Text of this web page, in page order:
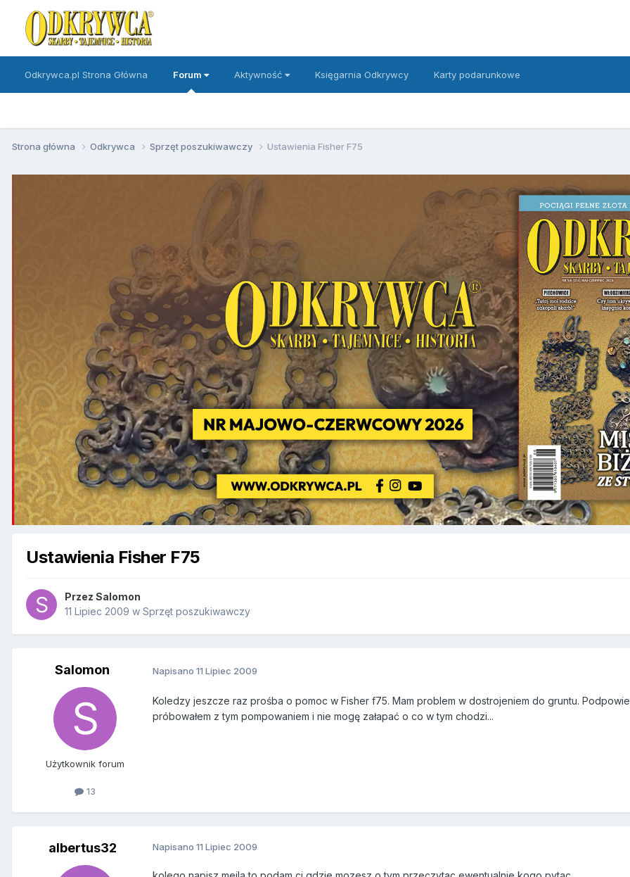
Odkrywca.pl Strona Główna Forum Aktywność Księgarnia Odkrywcy Karty podarunkowe
Strona główna Odkrywca Sprzęt poszukiwawczy Ustawienia Fisher F75
Ustawienia Fisher F75
Przez Salomon
11 Lipiec 2009 w Sprzęt poszukiwawczy
Salomon
Użytkownik forum
13
Napisano 11 Lipiec 2009
Koledzy jeszcze raz prośba o pomoc w Fisher f75. Mam problem w dostrojeniem do gruntu.
próbowałem z tym pompowaniem i nie mogę załapać o co w tym chodzi...
albertus32 Napisano 11 Lipiec 2009